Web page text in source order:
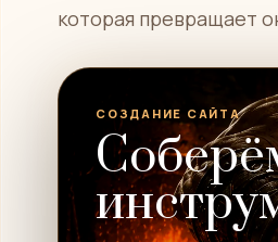
которая превращает
СОЗДАНИЕ САЙТА